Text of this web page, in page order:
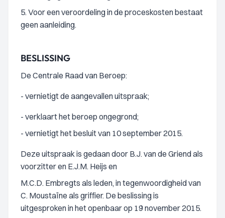
5. Voor een veroordeling in de proceskosten bestaat
geen aanleiding.
BESLISSING
De Centrale Raad van Beroep:
- vernietigt de aangevallen uitspraak;
- verklaart het beroep ongegrond;
- vernietigt het besluit van 10 september 2015.
Deze uitspraak is gedaan door B.J. van de Griend als
voorzitter en E.J.M. Heijs en
M.C.D. Embregts als leden, in tegenwoordigheid van
C. Moustaïne als griffier. De beslissing is
uitgesproken in het openbaar op 19 november 2015.